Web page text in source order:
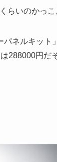
らいのかっこ
パネルキット
288000円だ